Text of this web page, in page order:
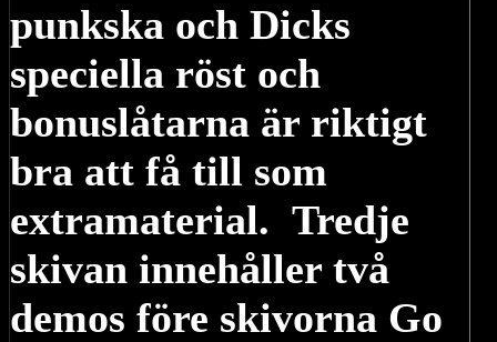
punkska och Dicks
speciella röst och
bonuslåtarna är riktigt
bra att få till som
extramaterial. Tredje
skivan innehåller två
demos före skivorna Go